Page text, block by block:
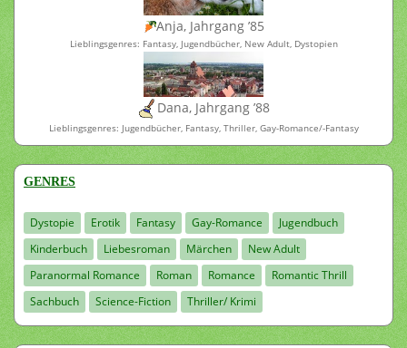
Anja, Jahrgang ’85
Lieblingsgenres: Fantasy, Jugendbücher, New Adult, Dystopien
Dana, Jahrgang ’88
Lieblingsgenres: Jugendbücher, Fantasy, Thriller, Gay-Romance/-Fantasy
GENRES
Dystopie Erotik Fantasy Gay-Romance
Jugendbuch
Kinderbuch
Liebesroman Märchen
New Adult
Paranormal Romance
Roman Romance
Romantic Thrill
Sachbuch
Science-Fiction Thriller/ Krimi